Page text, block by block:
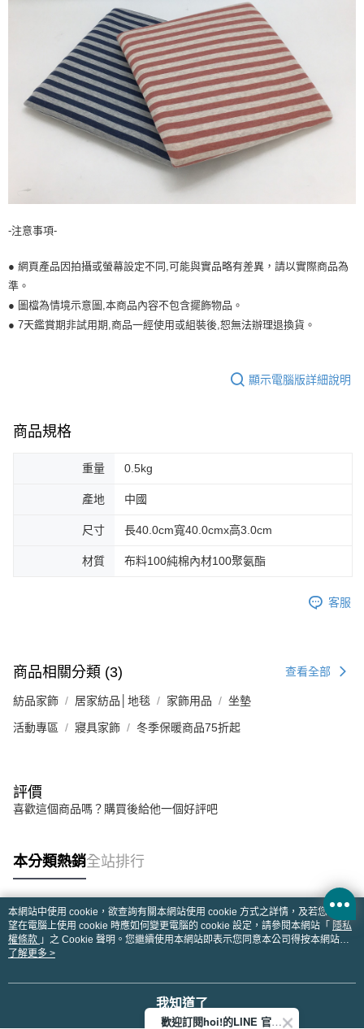
-注意事項-
● 網頁產品因拍攝或螢幕設定不同,可能與實品略有差異，請以實際商品為
準。
● 圖檔為情境示意圖,本商品內容不包含擺飾物品。
● 7天鑑賞期非試用期,商品一經使用或組裝後,恕無法辦理退換貨。
顯示電腦版詳細說明
商品規格
重量 0.5kg
產地 中國
尺寸 長40.0cm寬40.0cmx高3.0cm
材質 布料100純棉內材100聚氨酯
客服
商品相關分類 (3) 查看全部
紡品家飾 居家紡品│地毯 家飾用品 坐墊
活動專區 寢具家飾 冬季保暖商品75折起
評價
喜歡這個商品嗎？購買後給他一個好評吧
本分類熱銷全站排行
熱門標籤
本網站中使用 cookie，欲查詢有關本網站使用 cookie 方式之詳情，及若您不希
望在電腦上使用 cookie 時應如何變更電腦的 cookie 設定，請參閱本網站「 隱私
權條款 」之 Cookie 聲明。您繼續使用本網站即表示您同意本公司得按本網站使
用條款之 Cookie 聲明使用 cookie。
了解更多 >
我知道了
歡迎訂閱hoi!的LINE 官方帳號